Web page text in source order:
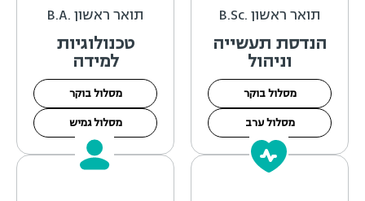
תואר ראשון .B.Sc
הנדסת תעשייה
וניהול
מסלול בוקר
מסלול ערב
תואר ראשון .B.A
טכנולוגיות
למידה
מסלול בוקר
מסלול גמיש